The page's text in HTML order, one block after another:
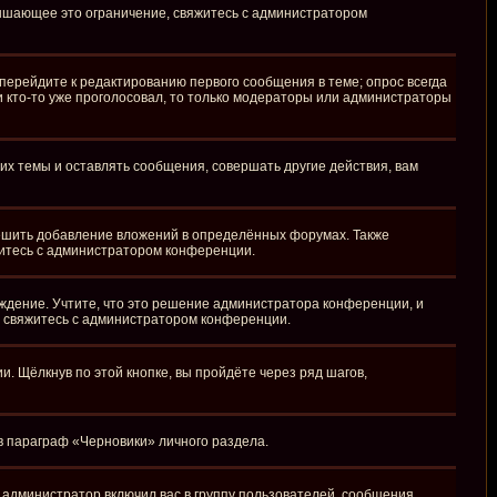
это ограничение, свяжитесь с администратором
к редактированию первого сообщения в теме; опрос всегда
то уже проголосовал, то только модераторы или администраторы
темы и оставлять сообщения, совершать другие действия, вам
добавление вложений в определённых форумах. Также
с администратором конференции.
Учтите, что это решение администратора конференции, и
с администратором конференции.
Щёлкнув по этой кнопке, вы пройдёте через ряд шагов,
параграф «Черновики» личного раздела.